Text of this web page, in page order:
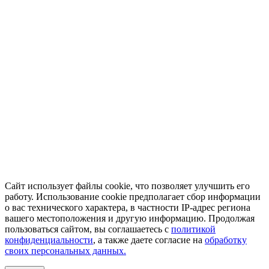
Сайт использует файлы cookie, что позволяет улучшить его
работу. Использование cookie предполагает сбор информации
о вас технического характера, в частности IP-адрес региона
вашего местоположения и другую информацию. Продолжая
пользоваться сайтом, вы соглашаетесь с политикой
конфиденциальности, а также даете согласие на обработку
своих персональных данных.